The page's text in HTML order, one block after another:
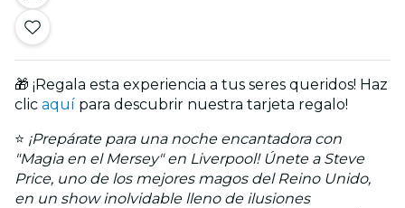
🎁 ¡Regala esta experiencia a tus seres queridos! Haz
clic aquí para descubrir nuestra tarjeta regalo!
⭐ ¡Prepárate para una noche encantadora con
"Magia en el Mersey" en Liverpool! Únete a Steve
Price, uno de los mejores magos del Reino Unido,
en un show inolvidable lleno de ilusiones